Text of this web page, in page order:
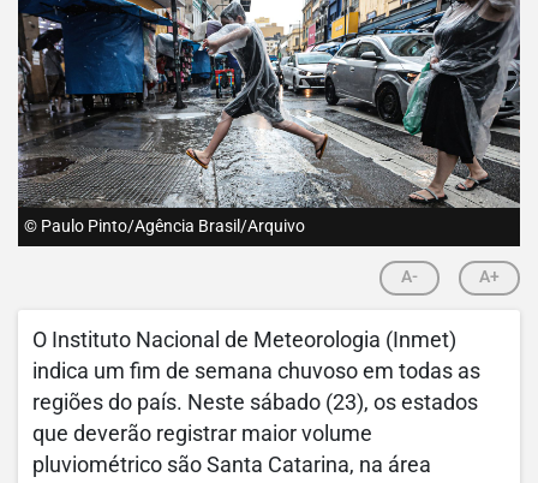
© Paulo Pinto/Agência Brasil/Arquivo
A- A+
O Instituto Nacional de Meteorologia (Inmet)
indica um fim de semana chuvoso em todas as
regiões do país. Neste sábado (23), os estados
que deverão registrar maior volume
pluviométrico são Santa Catarina, na área